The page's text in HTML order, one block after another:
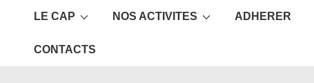
Main
LE CAP NOS ACTIVITES ADHERER
CONTACTS